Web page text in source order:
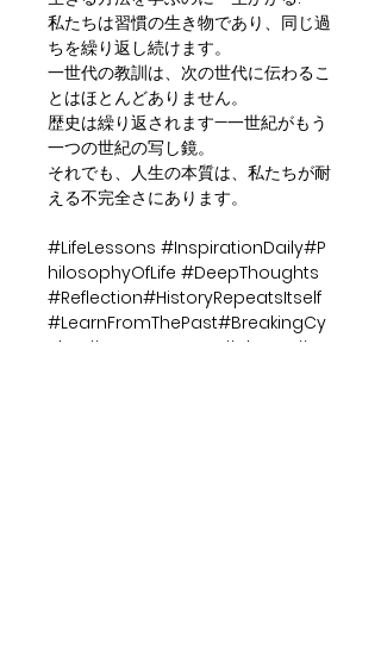
私たちは習慣の生き物であり、同じ過
ちを繰り返し続けます。
一世代の教訓は、次の世代に伝わるこ
とはほとんどありません。
歴史は繰り返されます—一世紀がもう
一つの世紀の写し鏡。
それでも、人生の本質は、私たちが耐
える不完全さにあります。
#LifeLessons #InspirationDaily#P
hilosophyOfLife #DeepThoughts
#Reflection#HistoryRepeatsItself
#LearnFromThePast#BreakingCy
cles #HumanNature #clayart#st